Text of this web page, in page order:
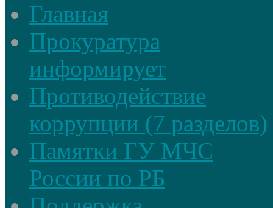
Главная
Прокуратура
информирует
Противодействие
коррупции (7 разделов)
Памятки ГУ МЧС
России по РБ